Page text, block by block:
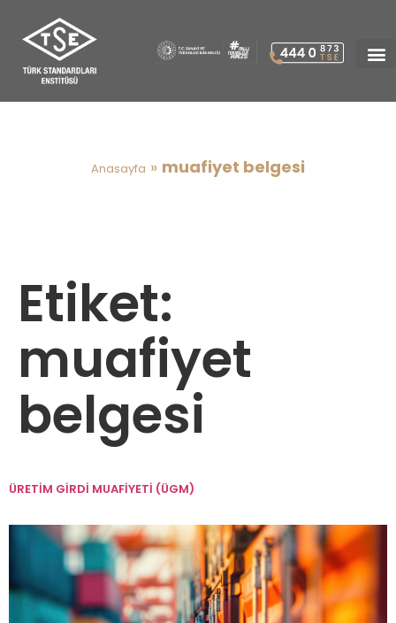
Anasayfa » muafiyet belgesi
Etiket:
muafiyet
belgesi
ÜRETİM GİRDİ MUAFİYETİ (ÜGM)